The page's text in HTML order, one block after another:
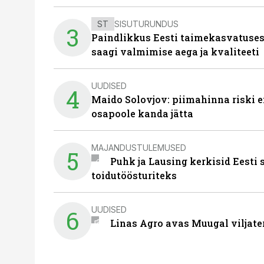
3 ST SISUTURUNDUS
Paindlikkus Eesti
saagi valmimise aega ja kvaliteeti
4 UUDISED
Maido Solovjov: piimahinna riski
osapoole kanda jätta
5 MAJANDUSTULEMUSED
Puhk ja Lausing kerkisid Eesti
toidutöösturiteks
6 UUDISED
Linas Agro avas Muugal